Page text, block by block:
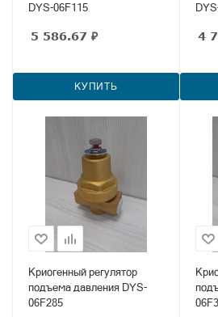
DYS-06F115
5 586.67 ₽
КУПИТЬ
4
Криогенный регулятор
подъема давления DYS-
06F285